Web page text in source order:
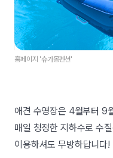
홈페이지 '슈가몽펜션'
애견 수영장은 4월부터 9
매일 청정한 지하수로 수
이용하셔도 무방하답니다!